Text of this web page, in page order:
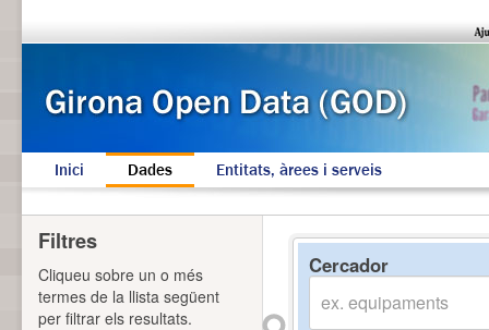
Inici Dades Entitats, àrees i serveis
Cercador
Filtres
Cliqueu sobre un o més
termes de la llista següent
per filtrar els resultats.